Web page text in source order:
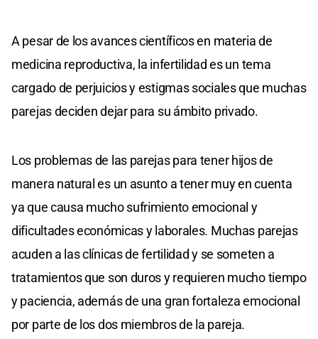
A pesar de los avances científicos en materia de
medicina reproductiva, la infertilidad es un tema
cargado de perjuicios y estigmas sociales que muchas
parejas deciden dejar para su ámbito privado.
Los problemas de las parejas para tener hijos de
manera natural es un asunto a tener muy en cuenta
ya que causa mucho sufrimiento emocional y
dificultades económicas y laborales. Muchas parejas
acuden a las clínicas de fertilidad y se someten a
tratamientos que son duros y requieren mucho tiempo
y paciencia, además de una gran fortaleza emocional
por parte de los dos miembros de la pareja.